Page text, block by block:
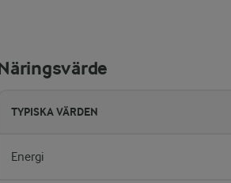
TYPISKA VÄRDEN
Energi